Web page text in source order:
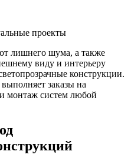
проекты
лишнего шума, а также
виду и интерьеру
конструкции.
заказы на
монтаж систем любой